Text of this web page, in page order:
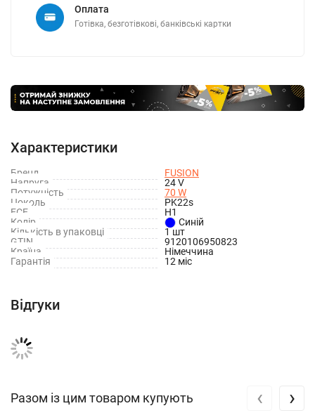
Оплата
Готівка, безготівкові, банківські картки
Характеристики
Бренд
FUSION
Напруга
24 V
Потужність
70 W
Цоколь
PK22s
ECE
H1
Колір
Синій
Кількість в упаковці
1 шт
GTIN
9120106950823
Країна
Німеччина
Гарантія
12 міс
Відгуки
Разом із цим товаром купують ‹ ›